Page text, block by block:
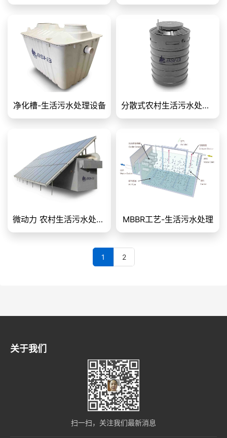
净化槽-生活污水处理设备 分散式农村生活污水处理设备
微动力 农村生活污水处理设备 MBBR工艺-生活污水处理
1 2
关于我们
扫一扫，关注我们最新消息